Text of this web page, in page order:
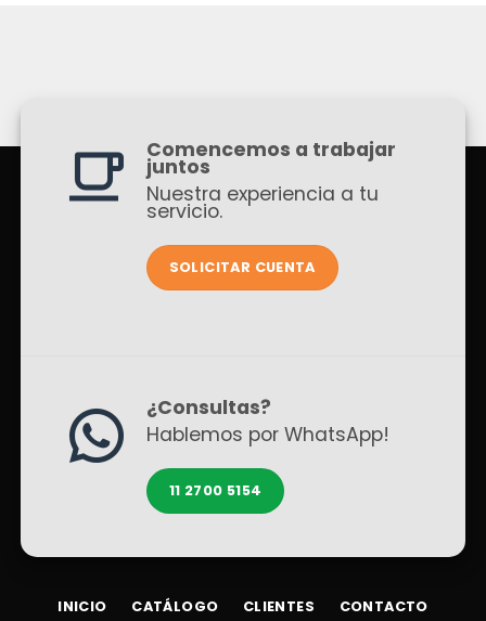
Comencemos a trabajar
juntos
Nuestra experiencia a tu
servicio.
SOLICITAR CUENTA
¿Consultas?
Hablemos por WhatsApp!
11 2700 5154
INICIO CATÁLOGO CLIENTES CONTACTO